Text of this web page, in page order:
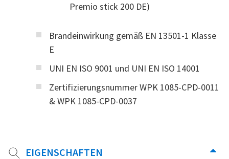
Premio stick 200 DE)
Brandeinwirkung gemäß EN 13501-1 Klasse
E
UNI EN ISO 9001 und UNI EN ISO 14001
Zertifizierungsnummer WPK 1085-CPD-0011
& WPK 1085-CPD-0037
EIGENSCHAFTEN